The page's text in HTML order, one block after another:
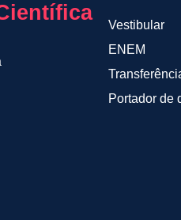
Vestibular
ENEM
Portador de